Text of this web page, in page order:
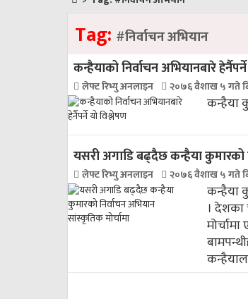
Tag: #निर्वाचन अभियान
कन्हैयाको निर्वाचन अभियानबारे
लेफ्ट रिभ्यु अनलाइन २०७६ वैशाख ५ गते
कन्हैया
यसरी अगाडि बढ्दैछ कन्हैया कुमारको
लेफ्ट रिभ्यु अनलाइन २०७६ वैशाख ५ गते
कन्हैया
। देशका